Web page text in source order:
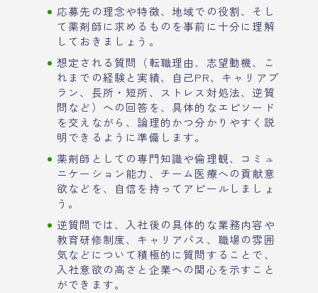
応募先の理念や特徴、地域での役割、そし
て薬剤師に求めるものを事前に十分に理解
しておきましょう。
想定される質問（転職理由、志望動機、こ
れまでの経験と実績、自己PR、キャリアプ
ラン、長所・短所、ストレス対処法、逆質
問など）への回答を、具体的なエピソード
を交えながら、論理的かつ分かりやすく説
明できるように準備します。
薬剤師としての専門知識や倫理観、コミュ
ニケーション能力、チーム医療への貢献意
欲などを、自信を持ってアピールしましょ
う。
逆質問では、入社後の具体的な業務内容や
教育研修制度、キャリアパス、職場の雰囲
気などについて積極的に質問することで、
入社意欲の高さと企業への関心を示すこと
ができます。